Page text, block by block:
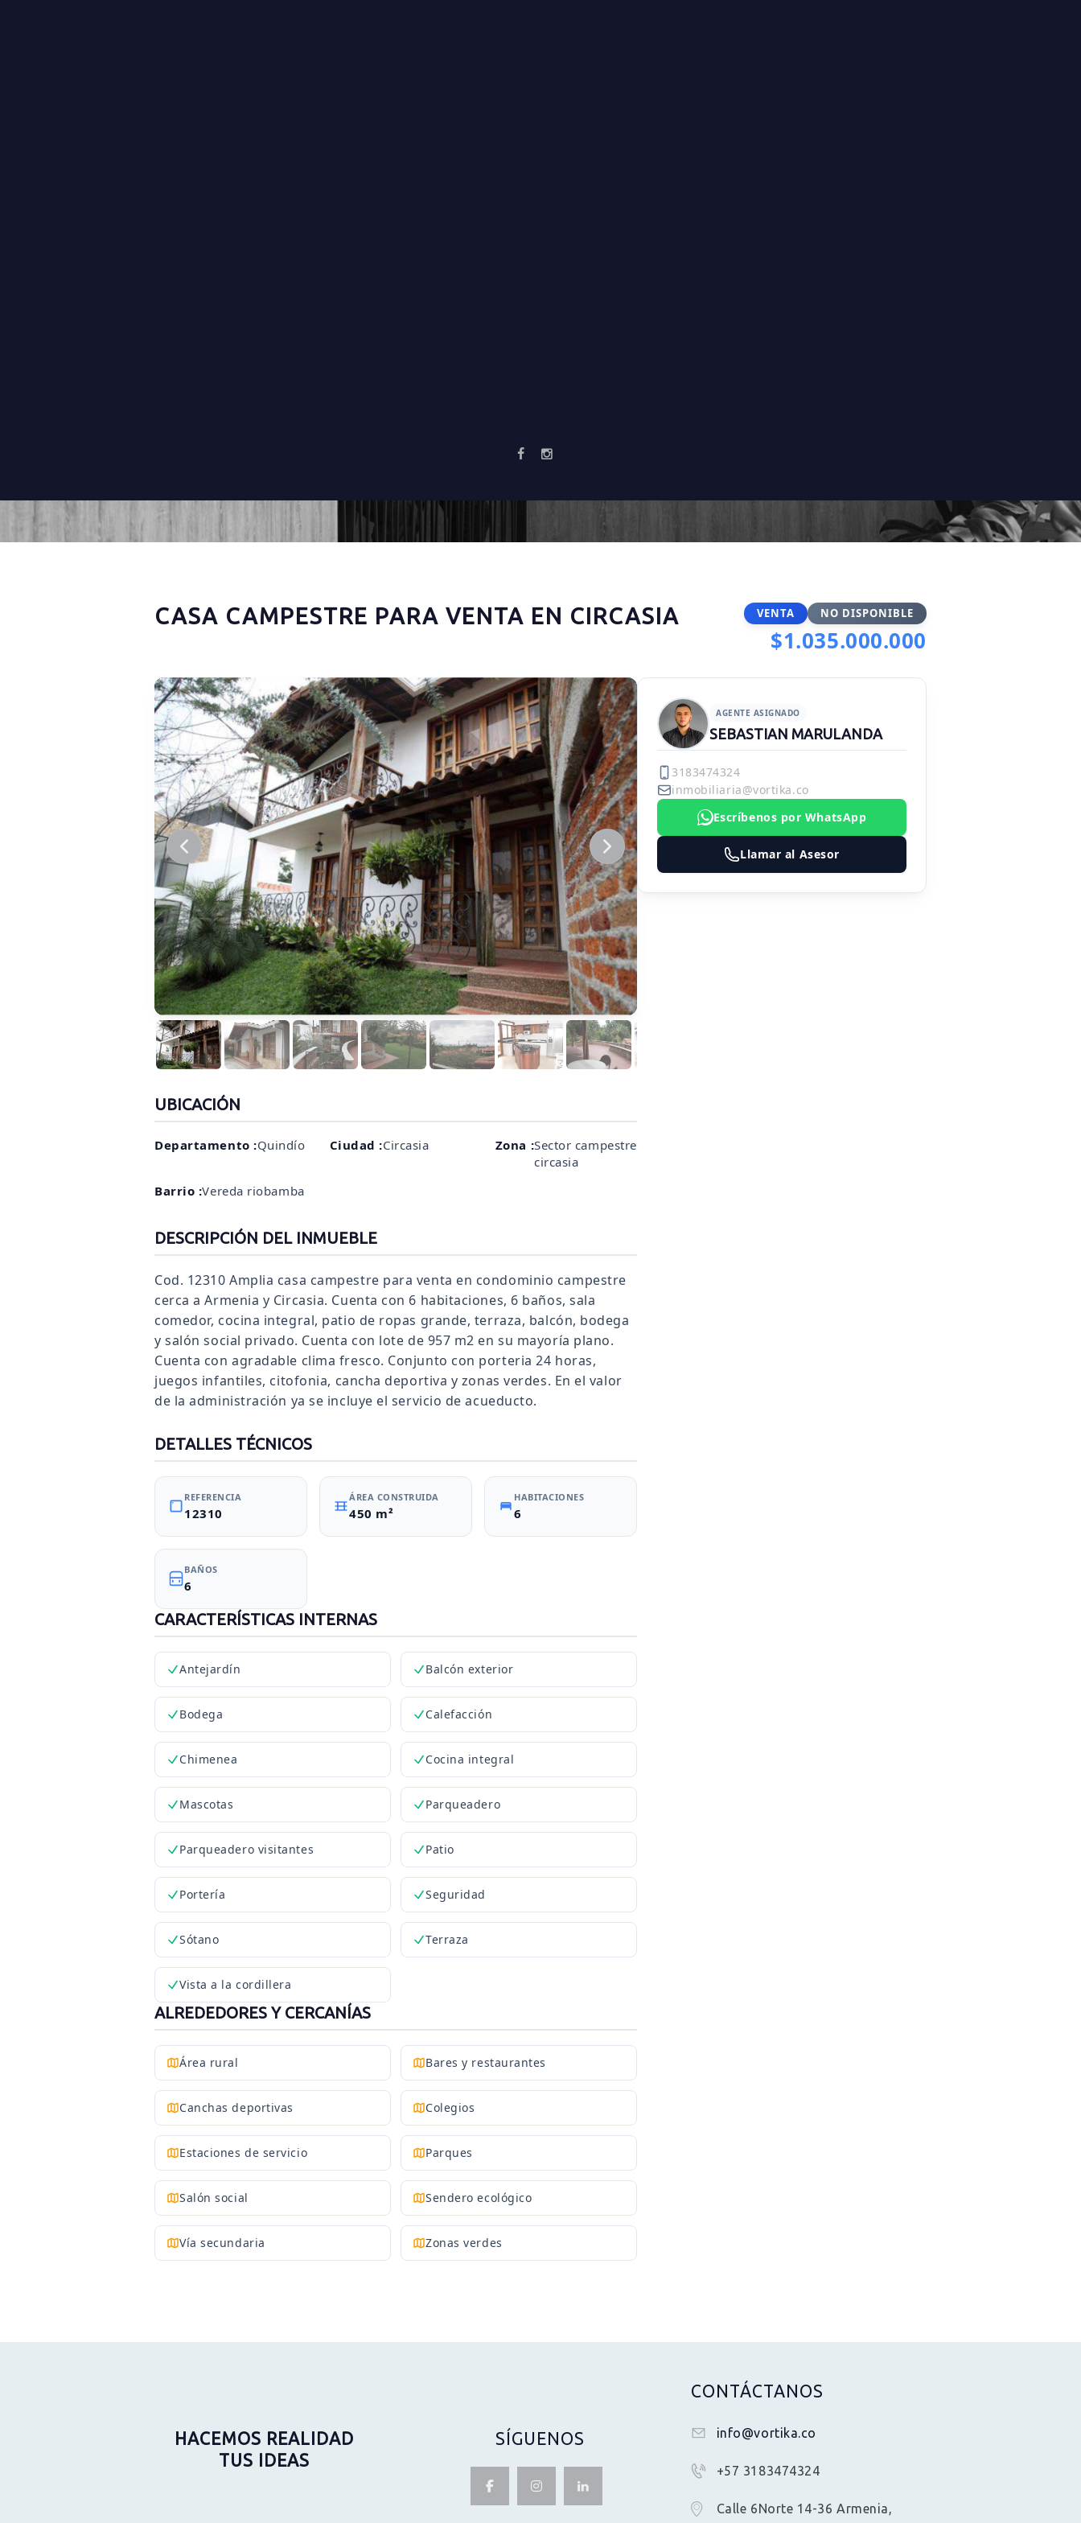
CASA CAMPESTRE PARA VENTA EN CIRCASIA VENTA NO DISPONIBLE
$1.035.000.000
UBICACIÓN
Departamento :Quindío Ciudad :Circasia Zona :Sector campestre
circasia
Barrio :Vereda riobamba
DESCRIPCIÓN DEL INMUEBLE
Cod. 12310 Amplia casa campestre para venta en condominio campestre
cerca a Armenia y Circasia. Cuenta con 6 habitaciones, 6 baños, sala
comedor, cocina integral, patio de ropas grande, terraza, balcón, bodega
y salón social privado. Cuenta con lote de 957 m2 en su mayoría plano.
Cuenta con agradable clima fresco. Conjunto con porteria 24 horas,
juegos infantiles, citofonia, cancha deportiva y zonas verdes. En el valor
de la administración ya se incluye el servicio de acueducto.
DETALLES TÉCNICOS
REFERENCIA
12310
ÁREA CONSTRUIDA
450 m²
HABITACIONES
6
BAÑOS
6
CARACTERÍSTICAS INTERNAS
Antejardín Balcón exterior
Bodega Calefacción
Chimenea Cocina integral
Mascotas Parqueadero
Parqueadero visitantes Patio
Portería Seguridad
Sótano Terraza
Vista a la cordillera
ALREDEDORES Y CERCANÍAS
Área rural Bares y restaurantes
Canchas deportivas Colegios
Estaciones de servicio Parques
Salón social Sendero ecológico
Vía secundaria Zonas verdes
AGENTE ASIGNADO
SEBASTIAN MARULANDA
3183474324
inmobiliaria@vortika.co
Escríbenos por WhatsApp
Llamar al Asesor
HACEMOS REALIDAD
TUS IDEAS
SÍGUENOS
CONTÁCTANOS
info@vortika.co
+57 3183474324
Calle 6Norte 14-36 Armenia,